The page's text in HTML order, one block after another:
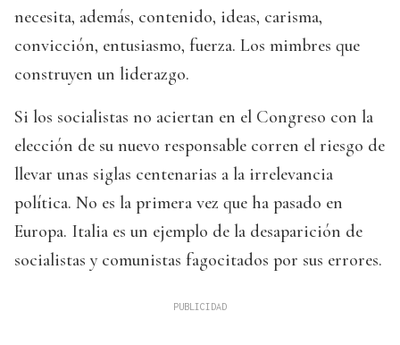
necesita, además, contenido, ideas, carisma,
convicción, entusiasmo, fuerza. Los mimbres que
construyen un liderazgo.
Si los socialistas no aciertan en el Congreso con la
elección de su nuevo responsable corren el riesgo de
llevar unas siglas centenarias a la irrelevancia
política. No es la primera vez que ha pasado en
Europa. Italia es un ejemplo de la desaparición de
socialistas y comunistas fagocitados por sus errores.